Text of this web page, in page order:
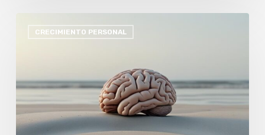
CRECIMIENTO PERSONAL
CUANDO
TE
DA
PERMISO